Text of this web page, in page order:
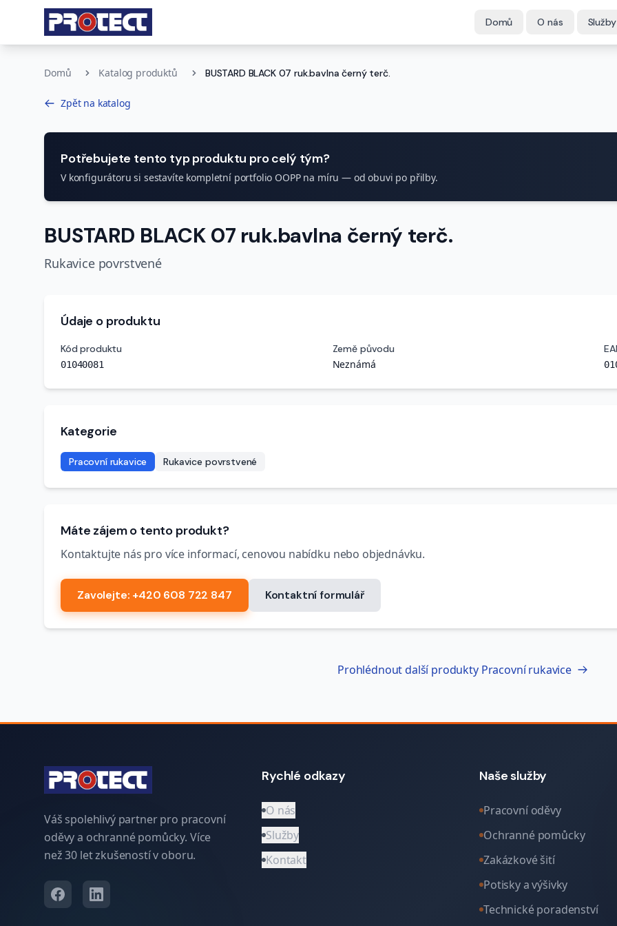
Domů O nás Služby
Domů Katalog produktů BUSTARD BLACK 07 ruk.bavlna černý terč.
Zpět na katalog
Potřebujete tento typ produktu pro celý tým?
V konfigurátoru si sestavíte kompletní portfolio OOPP na míru — od obuvi po přilby.
BUSTARD BLACK 07 ruk.bavlna černý terč.
Rukavice povrstvené
Údaje o produktu
Kód produktu
01040081
Země původu
Neznámá
Kategorie
Pracovní rukavice Rukavice povrstvené
Máte zájem o tento produkt?
Kontaktujte nás pro více informací, cenovou nabídku nebo objednávku.
Zavolejte: +420 608 722 847 Kontaktní formulář
Prohlédnout další produkty Pracovní rukavice
Váš spolehlivý partner pro pracovní
oděvy a ochranné pomůcky. Více
než 30 let zkušeností v oboru.
Rychlé odkazy
O nás
Služby
Kontakt
Naše služby
Pracovní oděvy
Ochranné pomůcky
Zakázkové šití
Potisky a výšivky
Technické poradenství